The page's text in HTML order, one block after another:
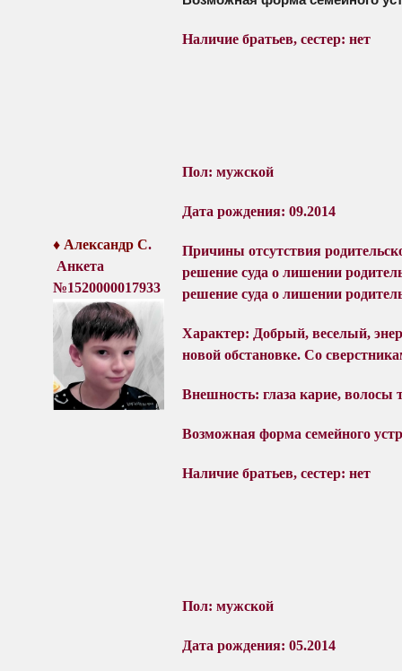
Наличие братьев, сестер: нет
♦ Александр С.
Анкета
№1520000017933
Пол: мужской
Дата рождения: 09.2014
Причины отсутствия
решение суда о лишении
решение суда о лишении
Характер: Добрый, веселый,
новой обстановке. Со
Внешность: глаза карие, волосы
Возможная форма семейного
Наличие братьев, сестер: нет
Пол: мужской
Дата рождения: 05.2014